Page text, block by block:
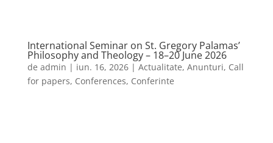
International Seminar on St. Gregory Palamas’
Philosophy and Theology – 18–20 June 2026
de admin | iun. 16, 2026| Actualitate, Anunturi, Call
for papers, Conferences, Conferinte